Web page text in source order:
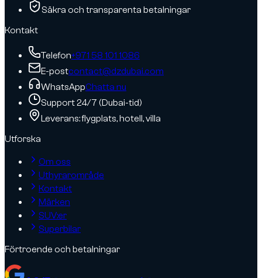
Säkra och transparenta betalningar
Kontakt
Telefon+971 58 101 1086
E-postcontact@dzdubai.com
WhatsAppChatta nu
Support 24/7 (Dubai-tid)
Leverans: flygplats, hotell, villa
Utforska
Om oss
Uthyrarområde
Kontakt
Märken
SUV:er
Superbilar
Förtroende och betalningar